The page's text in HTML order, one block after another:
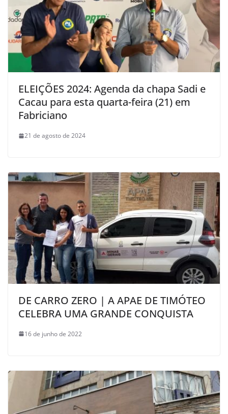
ELEIÇÕES 2024: Agenda da chapa Sadi e
Cacau para esta quarta-feira (21) em
Fabriciano
21 de agosto de 2024
DE CARRO ZERO | A APAE DE TIMÓTEO
CELEBRA UMA GRANDE CONQUISTA
16 de junho de 2022